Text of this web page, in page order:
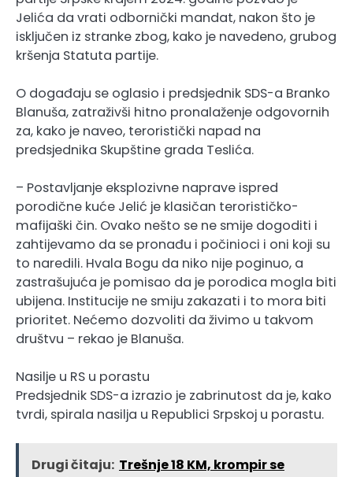
Jelića da vrati odbornički mandat, nakon što je
isključen iz stranke zbog, kako je navedeno, grubog
kršenja Statuta partije.
O događaju se oglasio i predsjednik SDS-a Branko
Blanuša, zatraživši hitno pronalaženje odgovornih
za, kako je naveo, teroristički napad na
predsjednika Skupštine grada Teslića.
– Postavljanje eksplozivne naprave ispred
porodične kuće Jelić je klasičan terorističko-
mafijaški čin. Ovako nešto se ne smije dogoditi i
zahtijevamo da se pronađu i počinioci i oni koji su
to naredili. Hvala Bogu da niko nije poginuo, a
zastrašujuća je pomisao da je porodica mogla biti
ubijena. Institucije ne smiju zakazati i to mora biti
prioritet. Nećemo dozvoliti da živimo u takvom
društvu – rekao je Blanuša.
Nasilje u RS u porastu
Predsjednik SDS-a izrazio je zabrinutost da je, kako
tvrdi, spirala nasilja u Republici Srpskoj u porastu.
Drugi čitaju: Trešnje 18 KM, krompir se